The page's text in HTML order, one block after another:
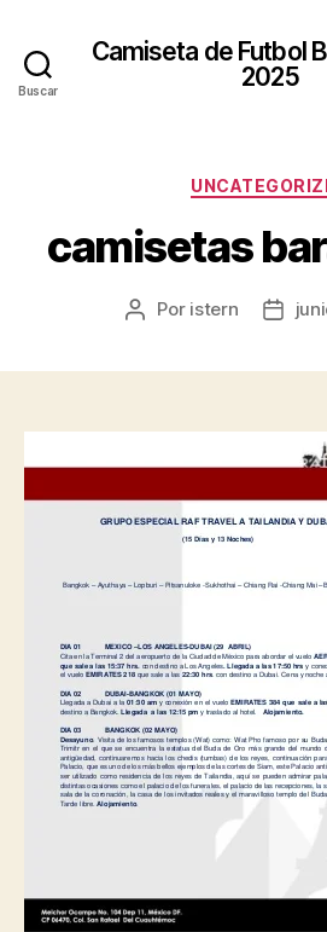
Buscar
Camiseta de Futbol
2025
camisetas
Autor
Por istern
Fecha